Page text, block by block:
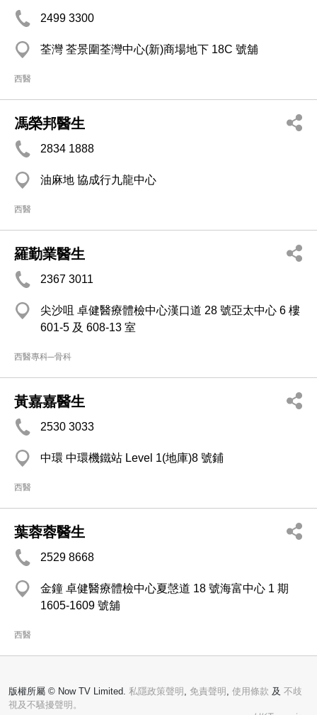
2499 3300
荃灣 荃景圍荃灣中心(新)商場地下 18C 號舖
西醫
馮榮邦醫生
2834 1888
油麻地 協成行九龍中心
西醫
羅勤業醫生
2367 3011
尖沙咀 卓健醫療體檢中心漢口道 28 號亞太中心 6 樓
601-5 及 608-13 室
西醫專科─骨科
黃嘉嘉醫生
2530 3033
中環 中環機鐵站 Level 1(地庫)8 號鋪
西醫
葉蓉蓉醫生
2529 8668
金鐘 卓健醫療體檢中心夏愨道 18 號海富中心 1 期
1605-1609 號舖
西醫
版權所屬 © Now TV Limited. 私隱政策聲明 , 免責聲明 , 使用條款 及 不歧
視及不騷擾聲明。